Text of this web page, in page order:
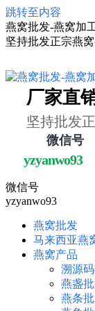
跳转至内容
燕窝批发-燕窝加
坚持批发正宗燕
厂家直
坚持批发
微信号
yzyanwo93
微信号
yzyanwo93
燕窝批发
马来西亚燕
燕窝产品
溯源
燕盏
燕条